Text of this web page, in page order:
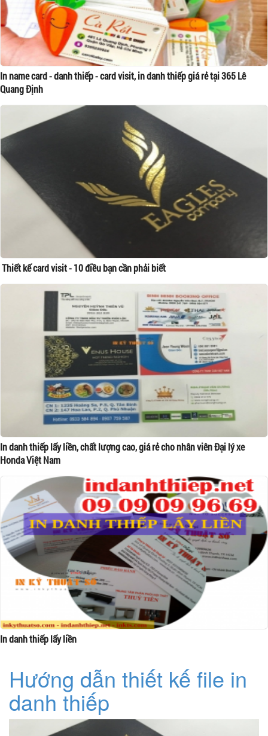
In name card - danh thiếp - card visit, in danh thiếp giá rẻ tại 365 Lê
Quang Định
Thiết kế card visit - 10 điều bạn cần phải biết
In danh thiếp lấy liền, chất lượng cao, giá rẻ cho nhân viên Đại lý xe
Honda Việt Nam
In danh thiếp lấy liền
Hướng dẫn thiết kế file in
danh thiếp